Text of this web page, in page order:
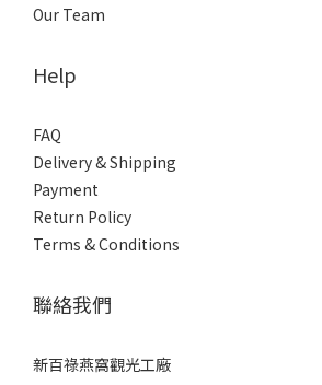
Our Team
Help
FAQ
Delivery & Shipping
Payment
Return Policy
Terms & Conditions
聯絡我們
新百祿燕窩觀光工廠